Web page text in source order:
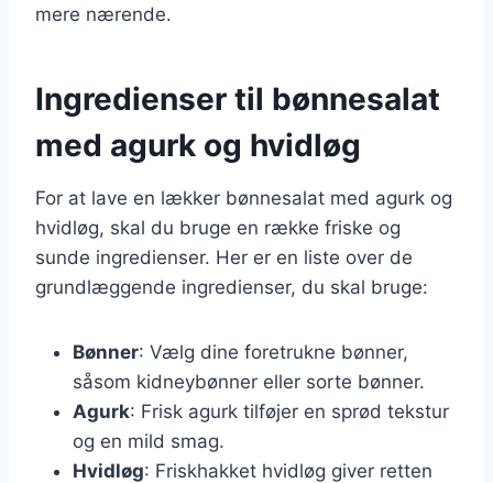
mere nærende.
Ingredienser til bønnesalat
med agurk og hvidløg
For at lave en lækker bønnesalat med agurk og
hvidløg, skal du bruge en række friske og
sunde ingredienser. Her er en liste over de
grundlæggende ingredienser, du skal bruge:
Bønner: Vælg dine foretrukne bønner,
såsom kidneybønner eller sorte bønner.
Agurk: Frisk agurk tilføjer en sprød tekstur
og en mild smag.
Hvidløg: Friskhakket hvidløg giver retten